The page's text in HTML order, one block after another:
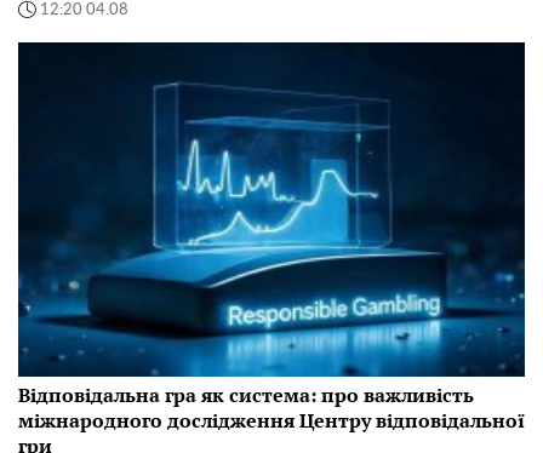
12:20 04.08
Відповідальна гра як система: про важливість
міжнародного дослідження Центру відповідальної
гри